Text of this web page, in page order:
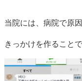
当院には、病院で原
きっかけを作ること